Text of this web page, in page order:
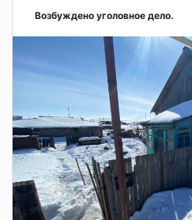
Возбуждено уголовное дело.